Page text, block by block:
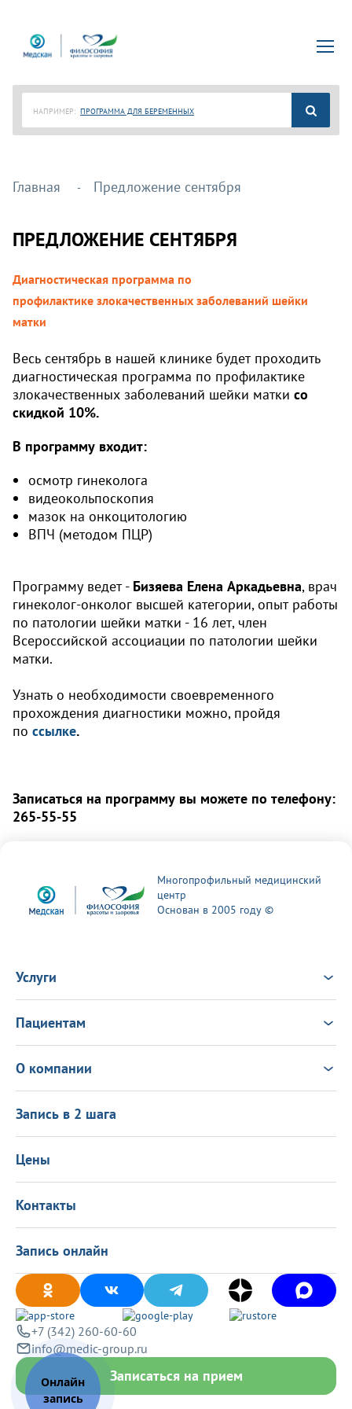
НАПРИМЕР: ПРОГРАММА ДЛЯ БЕРЕМЕННЫХ
Главная Предложение сентября
ПРЕДЛОЖЕНИЕ СЕНТЯБРЯ
Диагностическая программа по
профилактике злокачественных заболеваний шейки
матки
Весь сентябрь в нашей клинике будет проходить
диагностическая программа по профилактике
злокачественных заболеваний шейки матки со
скидкой 10%.
В программу входит:
осмотр гинеколога
видеокольпоскопия
мазок на онкоцитологию
ВПЧ (методом ПЦР)
Программу ведет - Бизяева Елена Аркадьевна, врач
гинеколог-онколог высшей категории, опыт работы
по патологии шейки матки - 16 лет, член
Всероссийской ассоциации по патологии шейки
матки.
Узнать о необходимости своевременного
прохождения диагностики можно, пройдя
по ссылке.
Записаться на программу вы можете по телефону:
265-55-55
Многопрофильный медицинский
центр
Основан в 2005 году ©
Услуги
Врачи
Консультация Онлайн
Выезд врача на дом
Пациентам
Новости
Политика в области качества
Подарочные сертификаты
Программа лояльности
О компании
Информация для пациентов
Лицензиии
Вакансии
Политика конфиденциальности
Запись в 2 шага
Цены
Контакты
Запись онлайн
+7 (342) 260-60-60
info@medic-group.ru
Записаться на прием